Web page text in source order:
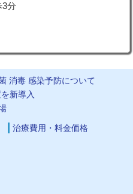
分
消毒 感染予防について
新導入
治療費用・料金価格